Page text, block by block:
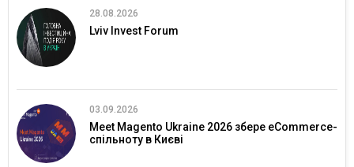
28.08.2026
Lviv Invest Forum
03.09.2026
Meet Magento Ukraine 2026 збере eCommerce-
спільноту в Києві